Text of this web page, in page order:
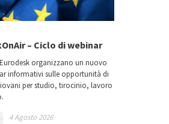
– Ciclo di webinar
organizzano un nuovo
informativi sulle opportunità di
per studio, tirocinio, lavoro
4 Agosto 2026